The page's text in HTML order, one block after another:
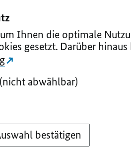
Ihnen die optimale
gesetzt. Darüber
abwählbar)
bestätigen